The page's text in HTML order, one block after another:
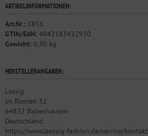
ARTIKELINFORMATIONEN:
Art.Nr.: 1856
GTIN/EAN: 4042183422930
Gewicht: 0,30 kg
HERSTELLERANGABEN:
Lässig
Im Riemen 32
64832 Babenhausen
Deutschland
https://www.laessig-fashion.de/service/kontakt